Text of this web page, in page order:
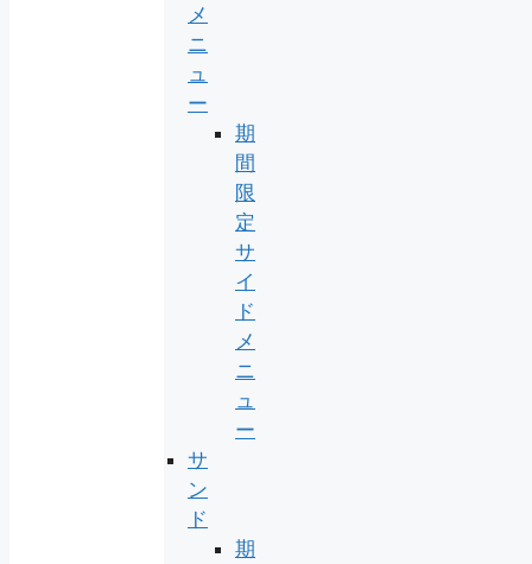
メ
ニ
ュ
ー
期
間
限
定
サ
イ
ド
メ
ニ
ュ
ー
サ
ン
ド
期